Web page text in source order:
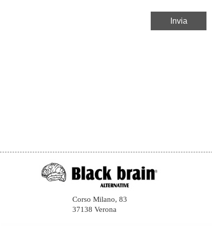
Corso Milano, 83
37138 Verona